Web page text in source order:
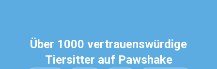
Über 1000 vertrauenswürdige
Tiersitter auf Pawshake